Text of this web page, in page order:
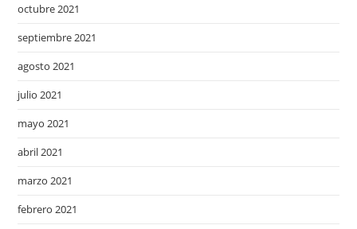
octubre 2021
septiembre 2021
agosto 2021
julio 2021
mayo 2021
abril 2021
marzo 2021
febrero 2021